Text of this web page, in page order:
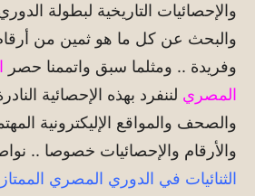
والإحصائيات التاريخية لبطولة
والبحث عن كل ما هو ثمين من
وفريدة .. ومثلما سبق واتممنا حصر
المصري لننفرد بهذه الإحصائية
والصحف والمواقع الإليكترونية
والأرقام والإحصائيات خصوصا ..
الثنائيات في الدوري المصري الممتاز